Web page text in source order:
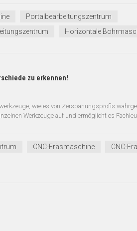
Portalbearbeitungszentrum
Horizontale
zu erkennen!
wie es von Zerspanungsprofis
Werkzeuge auf und ermöglicht es
CNC-Fräsmaschine CNC-